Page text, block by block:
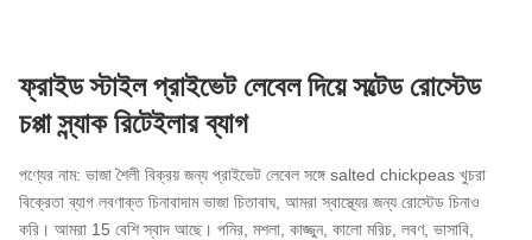
ফ্রাইড স্টাইল প্রাইভেট লেবেল দিয়ে সল্টেড রোস্টেড
চপ্পা স্ন্যাক রিটেইলার ব্যাগ
পণ্যের নাম: ভাজা শৈলী বিক্রয় জন্য প্রাইভেট লেবেল সঙ্গে salted chickpeas খুচরা
বিক্রেতা ব্যাগ লবণাক্ত চিনাবাদাম ভাজা চিতাবাঘ, আমরা স্বাস্থ্যের জন্য রোস্টেড চিনাও
করি। আমরা 15 বেশি স্বাদ আছে। পনির, মশলা, কাজ্জুন, কালো মরিচ, লবণ, ভাসাবি,